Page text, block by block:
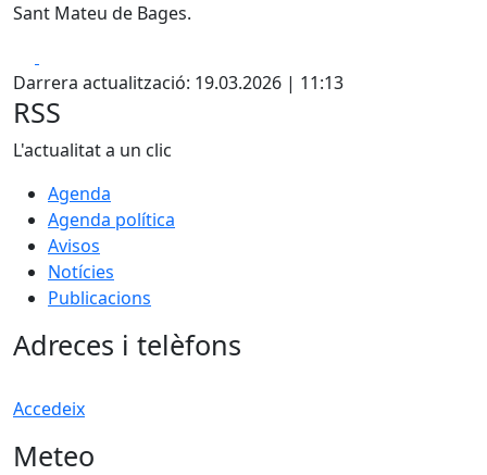
Sant Mateu de Bages.
Darrera actualització: 19.03.2026 | 11:13
RSS
L'actualitat a un clic
Agenda
Agenda política
Avisos
Notícies
Publicacions
Adreces i telèfons
Accedeix
Meteo